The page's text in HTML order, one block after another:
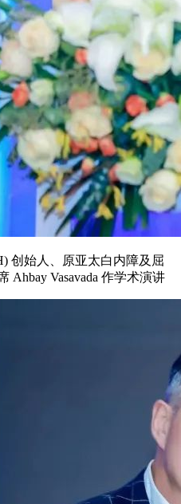
创始人、原亚太白内障及屈
Ahbay Vasavada 作学术演讲